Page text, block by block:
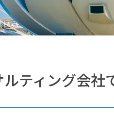
ティング会社